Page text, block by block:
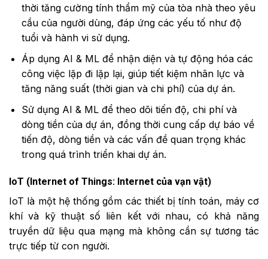
thời tăng cường tính thẩm mỹ của tòa nhà theo yêu
cầu của người dùng, đáp ứng các yếu tố như độ
tuổi và hành vi sử dụng.
Áp dụng AI & ML để nhận diện và tự động hóa các
công việc lặp đi lặp lại, giúp tiết kiệm nhân lực và
tăng năng suất (thời gian và chi phí) của dự án.
Sử dụng AI & ML để theo dõi tiến độ, chi phí và
dòng tiền của dự án, đồng thời cung cấp dự báo về
tiến độ, dòng tiền và các vấn đề quan trọng khác
trong quá trình triển khai dự án.
IoT (Internet of Things: Internet của vạn vật)
IoT là một hệ thống gồm các thiết bị tính toán, máy cơ
khí và kỹ thuật số liên kết với nhau, có khả năng
truyền dữ liệu qua mạng mà không cần sự tương tác
trực tiếp từ con người.